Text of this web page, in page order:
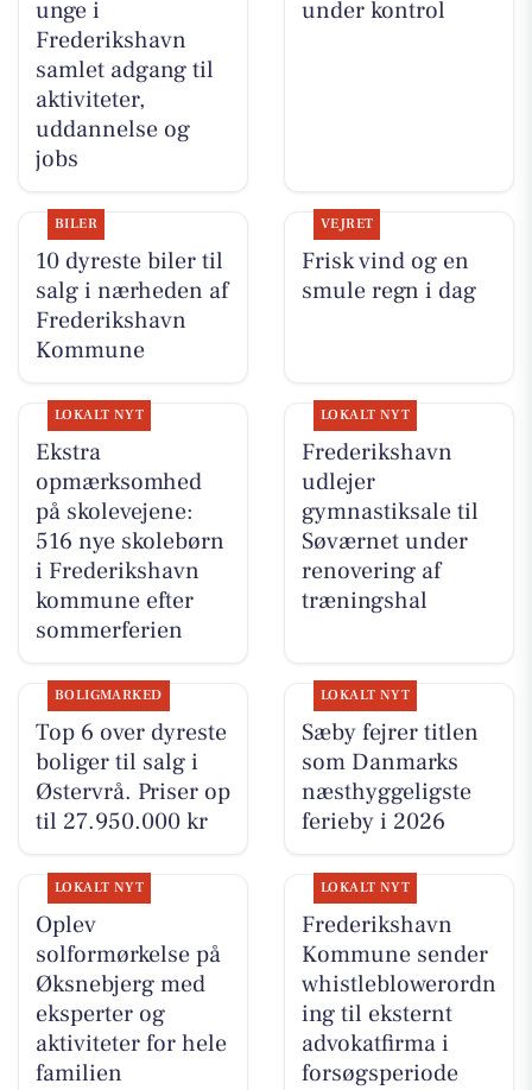
unge i
Frederikshavn
samlet adgang til
aktiviteter,
uddannelse og
jobs
under kontrol
BILER
10 dyreste biler til
salg i nærheden af
Frederikshavn
Kommune
VEJRET
Frisk vind og en
smule regn i dag
LOKALT NYT
Ekstra
opmærksomhed
på skolevejene:
516 nye skolebørn
i Frederikshavn
kommune efter
sommerferien
LOKALT NYT
Frederikshavn
udlejer
gymnastiksale til
Søværnet under
renovering af
træningshal
BOLIGMARKED
Top 6 over dyreste
boliger til salg i
Østervrå. Priser op
til 27.950.000 kr
LOKALT NYT
Sæby fejrer titlen
som Danmarks
næsthyggeligste
ferieby i 2026
LOKALT NYT
Oplev
solformørkelse på
Øksnebjerg med
eksperter og
aktiviteter for hele
familien
LOKALT NYT
Frederikshavn
Kommune sender
whistleblowerordn
ing til eksternt
advokatfirma i
forsøgsperiode